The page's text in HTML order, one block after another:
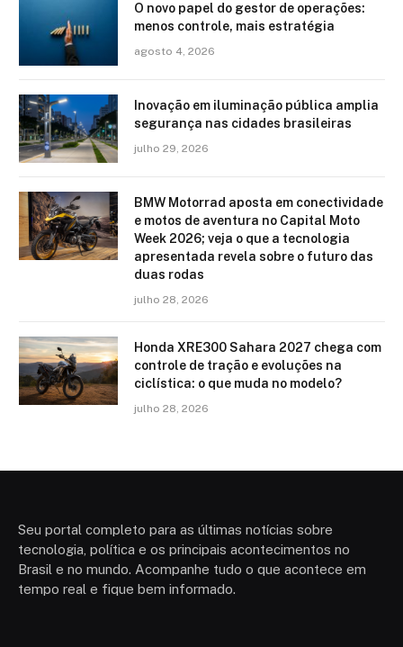
O novo papel do gestor de operações:
menos controle, mais estratégia
agosto 4, 2026
Inovação em iluminação pública amplia
segurança nas cidades brasileiras
julho 29, 2026
BMW Motorrad aposta em conectividade
e motos de aventura no Capital Moto
Week 2026; veja o que a tecnologia
apresentada revela sobre o futuro das
duas rodas
julho 28, 2026
Honda XRE300 Sahara 2027 chega com
controle de tração e evoluções na
ciclística: o que muda no modelo?
julho 28, 2026
Seu portal completo para as últimas notícias sobre
tecnologia, política e os principais acontecimentos no
Brasil e no mundo. Acompanhe tudo o que acontece em
tempo real e fique bem informado.